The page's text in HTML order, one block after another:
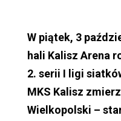
W piątek, 3
hali Kalisz Arena
2. serii I ligi
MKS Kalisz
Wielkopolski –